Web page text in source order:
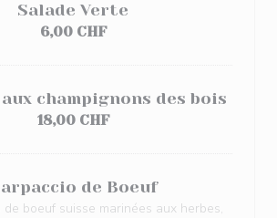
Salade Verte
6,00 CHF
champignons des bois
18,00 CHF
de Boeuf
de boeuf suisse marinées aux herbes,